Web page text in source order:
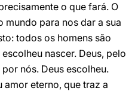
o que fará. O
mundo para nos dar a sua
todos os homens são
nascer. Deus, pelo
nós. Deus escolheu.
amor eterno, que traz a